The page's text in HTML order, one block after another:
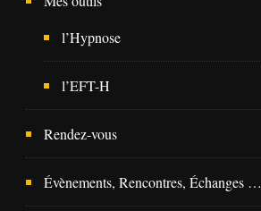
l’Hypnose
l’EFT-H
Rendez-vous
Évènements, Rencontres, Échanges …